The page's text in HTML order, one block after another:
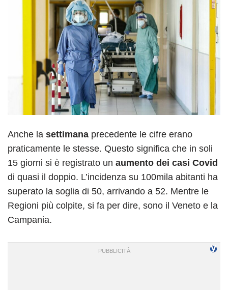
Anche la settimana precedente le cifre erano
praticamente le stesse. Questo significa che in soli
15 giorni si è registrato un aumento dei casi Covid
di quasi il doppio. L’incidenza su 100mila abitanti ha
superato la soglia di 50, arrivando a 52. Mentre le
Regioni più colpite, si fa per dire, sono il Veneto e la
Campania.